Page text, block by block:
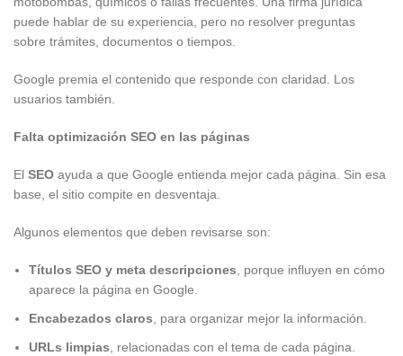
puede hablar de su experiencia, pero no resolver preguntas
sobre trámites, documentos o tiempos.
Google premia el contenido que responde con claridad. Los
usuarios también.
Falta optimización SEO en las páginas
El SEO ayuda a que Google entienda mejor cada página. Sin esa
base, el sitio compite en desventaja.
Algunos elementos que deben revisarse son:
Títulos SEO y meta descripciones , porque influyen en cómo
aparece la página en Google.
Encabezados claros , para organizar mejor la información.
URLs limpias , relacionadas con el tema de cada página.